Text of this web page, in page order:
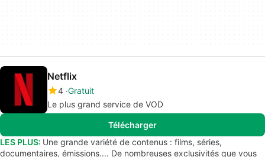
Netflix
4 Gratuit
Le plus grand service de VOD
Télécharger
LES PLUS: Une grande variété de contenus : films, séries,
documentaires, émissions.... De nombreuses exclusivités que vous